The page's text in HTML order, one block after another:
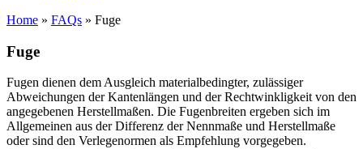
Home » FAQs » Fuge
Fuge
Fugen dienen dem Ausgleich materialbedingter, zulässiger
Abweichungen der Kantenlängen und der Rechtwinkligkeit von den
angegebenen Herstellmaßen. Die Fugenbreiten ergeben sich im
Allgemeinen aus der Differenz der Nennmaße und Herstellmaße
oder sind den Verlegenormen als Empfehlung vorgegeben.